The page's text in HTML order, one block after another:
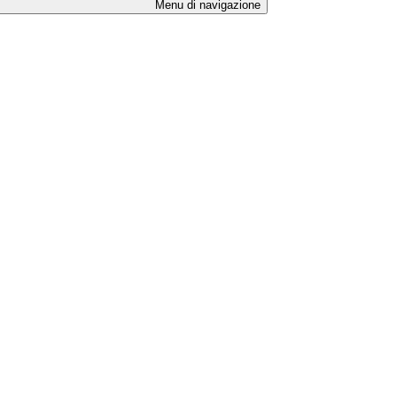
Menu di navigazione